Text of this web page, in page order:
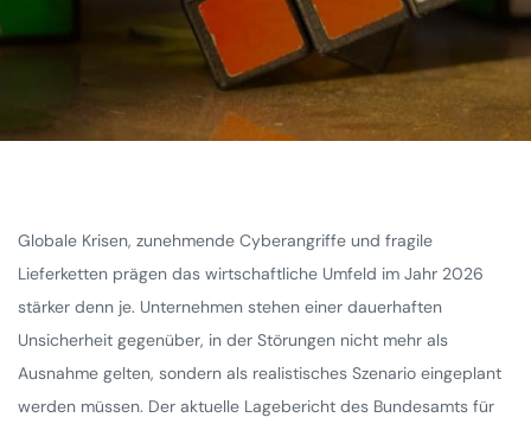
Globale Krisen, zunehmende Cyberangriffe und fragile
Lieferketten prägen das wirtschaftliche Umfeld im Jahr 2026
stärker denn je. Unternehmen stehen einer dauerhaften
Unsicherheit gegenüber, in der Störungen nicht mehr als
Ausnahme gelten, sondern als realistisches Szenario eingeplant
werden müssen. Der aktuelle Lagebericht des Bundesamts für